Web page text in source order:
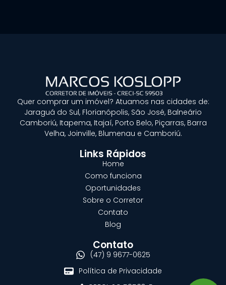
Quer comprar um imóvel? Atuamos nas cidades de:
Jaraguá do Sul, Florianópolis, São José, Balneário
Camboriú, Itapema, Itajaí, Porto Belo, Piçarras, Barra
Velha, Joinville, Blumenau e Camboriú.
Links Rápidos
Home
Como funciona
Oportunidades
Sobre o Corretor
Contato
Blog
Contato
(47) 9 9677-0625
Política de Privacidade